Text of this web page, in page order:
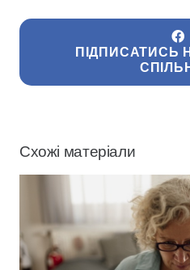
ПІДПИСАТИСЬ
Схожі матеріали